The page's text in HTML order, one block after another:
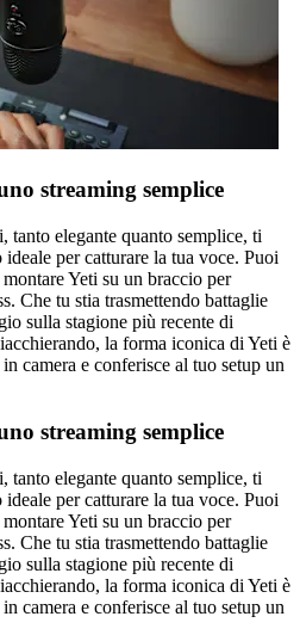
streaming semplice
tanto elegante quanto semplice, ti
per catturare la tua voce. Puoi
Yeti su un braccio per
Che tu stia trasmettendo battaglie
sulla stagione più recente di
la forma iconica di Yeti è
camera e conferisce al tuo setup un
streaming semplice
tanto elegante quanto semplice, ti
per catturare la tua voce. Puoi
Yeti su un braccio per
Che tu stia trasmettendo battaglie
sulla stagione più recente di
la forma iconica di Yeti è
camera e conferisce al tuo setup un